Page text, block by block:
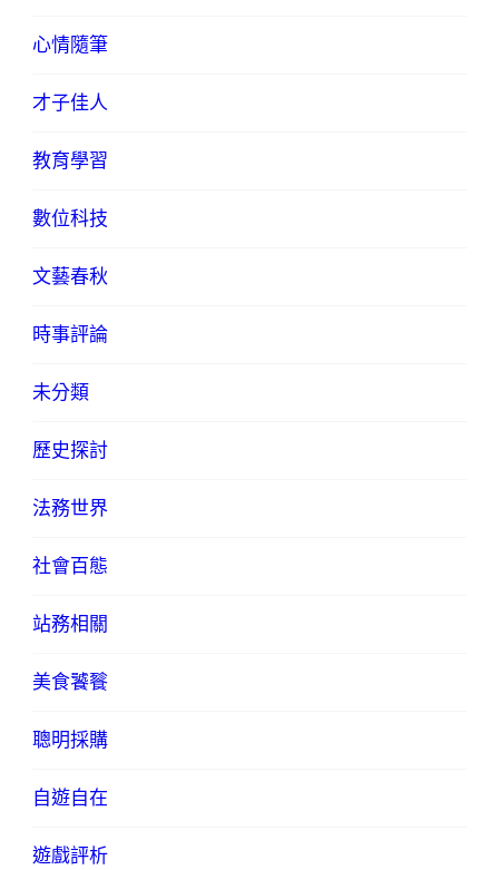
心情隨筆
才子佳人
教育學習
數位科技
文藝春秋
時事評論
未分類
歷史探討
法務世界
社會百態
站務相關
美食饕餮
聰明採購
自遊自在
遊戲評析